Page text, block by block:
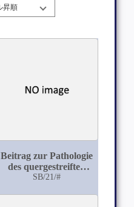
Beitrag zur Pathologie
des quergestreiften
Muskels
SB/21/#